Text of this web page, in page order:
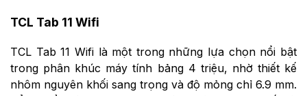
TCL Tab 11 Wifi
TCL Tab 11 Wifi là một trong những lựa chọn nổi bật
trong phân khúc máy tính bảng 4 triệu, nhờ thiết kế
nhôm nguyên khối sang trọng và độ mỏng chỉ 6.9 mm.